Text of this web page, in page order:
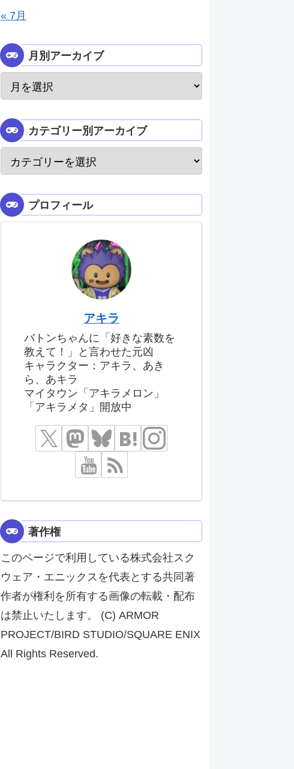
« 7月
月別アーカイブ
カテゴリー別アーカイブ
プロフィール
アキラ
バトンちゃんに「好きな素数を
教えて！」と言わせた元凶
キャラクター：アキラ、あき
ら、あキラ
マイタウン「アキラメロン」
「アキラメタ」開放中
著作権
このページで利用している株式会社スク
ウェア・エニックスを代表とする共同著
作者が権利を所有する画像の転載・配布
は禁止いたします。 (C) ARMOR
PROJECT/BIRD STUDIO/SQUARE ENIX
All Rights Reserved.